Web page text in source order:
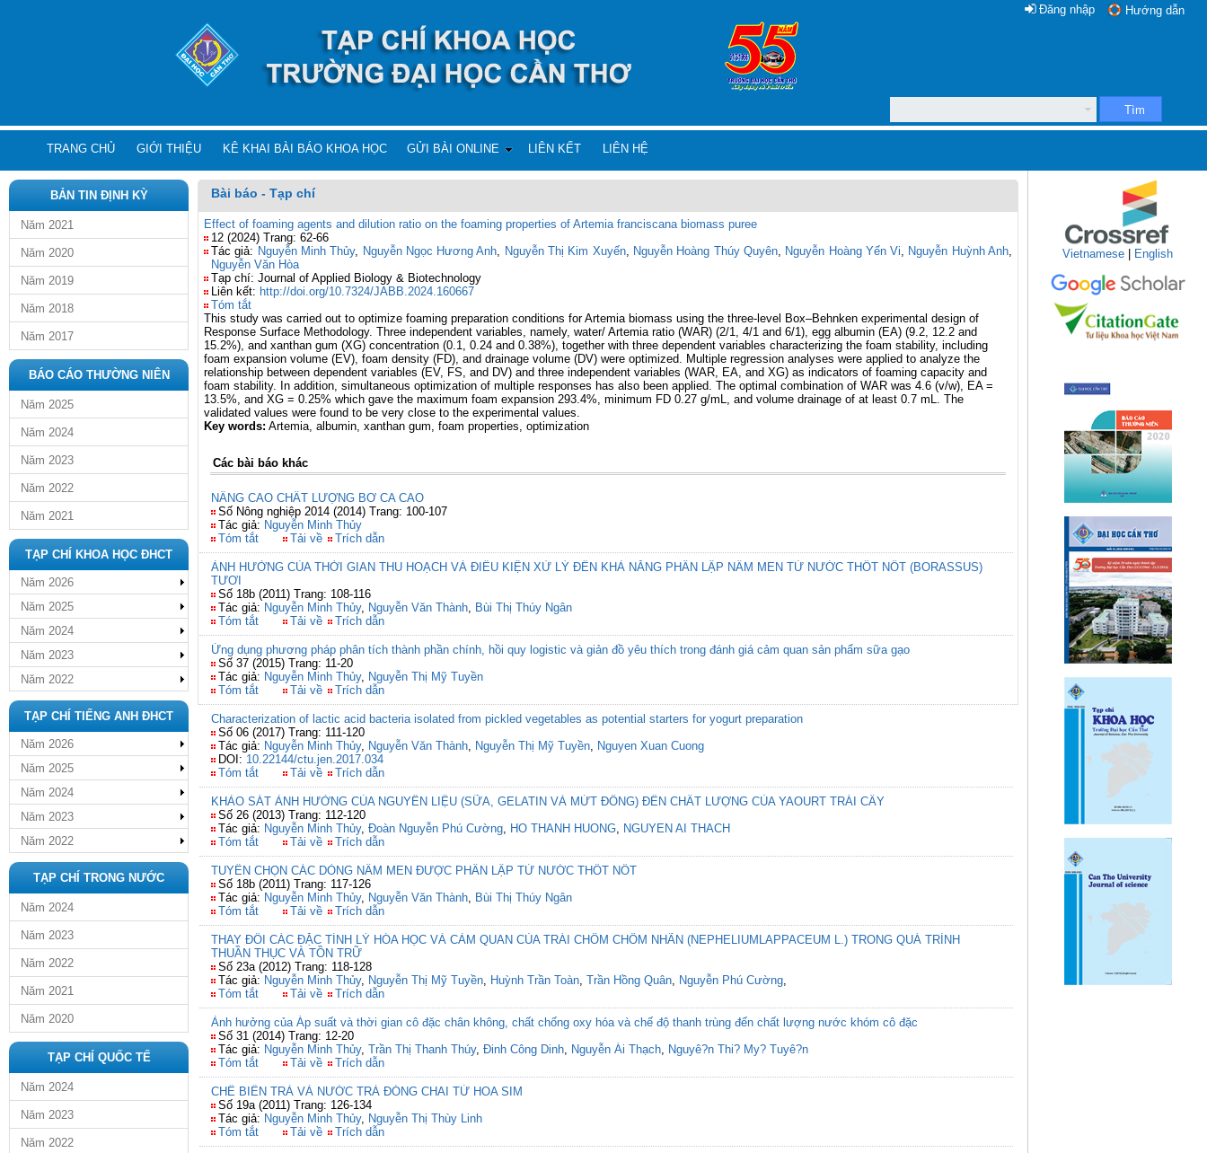
Hướng dẫn
Đăng nhập
Tìm
TRANG CHỦ GIỚI THIỆU KÊ KHAI BÀI BÁO KHOA HỌC GỬI BÀI ONLINE LIÊN KẾT LIÊN HỆ
BẢN TIN ĐỊNH KỲ
Năm 2021
Năm 2020
Năm 2019
Năm 2018
Năm 2017
BÁO CÁO THƯỜNG NIÊN
Năm 2025
Năm 2024
Năm 2023
Năm 2022
Năm 2021
TẠP CHÍ KHOA HỌC ĐHCT
Năm 2026
Năm 2025
Năm 2024
Năm 2023
Năm 2022
TẠP CHÍ TIẾNG ANH ĐHCT
Năm 2026
Năm 2025
Năm 2024
Năm 2023
Năm 2022
TẠP CHÍ TRONG NƯỚC
Năm 2024
Năm 2023
Năm 2022
Năm 2021
Năm 2020
TẠP CHÍ QUỐC TẾ
Năm 2024
Năm 2023
Năm 2022
Bài báo - Tạp chí
Effect of foaming agents and dilution ratio on the foaming properties of Artemia franciscana biomass puree
12 (2024) Trang: 62-66
Tác giả: Nguyễn Minh Thủy, Nguyễn Ngọc Hương Anh, Nguyễn Thị Kim Xuyến, Nguyễn Hoàng Thúy Quyên, Nguyễn Hoàng Yến Vi, Nguyễn Huỳnh Anh,
Nguyễn Văn Hòa
Tạp chí: Journal of Applied Biology & Biotechnology
Liên kết: http://doi.org/10.7324/JABB.2024.160667
Tóm tắt
This study was carried out to optimize foaming preparation conditions for Artemia biomass using the three-level Box–Behnken experimental design of
Response Surface Methodology. Three independent variables, namely, water/ Artemia ratio (WAR) (2/1, 4/1 and 6/1), egg albumin (EA) (9.2, 12.2 and
15.2%), and xanthan gum (XG) concentration (0.1, 0.24 and 0.38%), together with three dependent variables characterizing the foam stability, including
foam expansion volume (EV), foam density (FD), and drainage volume (DV) were optimized. Multiple regression analyses were applied to analyze the
relationship between dependent variables (EV, FS, and DV) and three independent variables (WAR, EA, and XG) as indicators of foaming capacity and
foam stability. In addition, simultaneous optimization of multiple responses has also been applied. The optimal combination of WAR was 4.6 (v/w), EA =
13.5%, and XG = 0.25% which gave the maximum foam expansion 293.4%, minimum FD 0.27 g/mL, and volume drainage of at least 0.7 mL. The
validated values were found to be very close to the experimental values.
Key words: Artemia, albumin, xanthan gum, foam properties, optimization
Các bài báo khác
NÂNG CAO CHẤT LƯỢNG BƠ CA CAO
Số Nông nghiệp 2014 (2014) Trang: 100-107
Tác giả: Nguyễn Minh Thủy
Tóm tắt
Tải về Trích dẫn
ẢNH HƯỞNG CỦA THỜI GIAN THU HOẠCH VÀ ĐIỀU KIỆN XỬ LÝ ĐẾN KHẢ NĂNG PHÂN LẬP NẤM MEN TỪ NƯỚC THỐT NỐT (BORASSUS)
TƯƠI
Số 18b (2011) Trang: 108-116
Tác giả: Nguyễn Minh Thủy, Nguyễn Văn Thành, Bùi Thị Thúy Ngân
Tóm tắt
Tải về Trích dẫn
Ứng dụng phương pháp phân tích thành phần chính, hồi quy logistic và giản đồ yêu thích trong đánh giá cảm quan sản phẩm sữa gạo
Số 37 (2015) Trang: 11-20
Tác giả: Nguyễn Minh Thủy, Nguyễn Thị Mỹ Tuyền
Tóm tắt
Tải về Trích dẫn
Characterization of lactic acid bacteria isolated from pickled vegetables as potential starters for yogurt preparation
Số 06 (2017) Trang: 111-120
Tác giả: Nguyễn Minh Thủy, Nguyễn Văn Thành, Nguyễn Thị Mỹ Tuyền, Nguyen Xuan Cuong
DOI: 10.22144/ctu.jen.2017.034
Tóm tắt
Tải về Trích dẫn
KHẢO SÁT ẢNH HƯỞNG CỦA NGUYÊN LIỆU (SỮA, GELATIN VÀ MỨT ĐÔNG) ĐẾN CHẤT LƯỢNG CỦA YAOURT TRÁI CÂY
Số 26 (2013) Trang: 112-120
Tác giả: Nguyễn Minh Thủy, Đoàn Nguyễn Phú Cường, HO THANH HUONG, NGUYEN AI THACH
Tóm tắt
Tải về Trích dẫn
TUYỂN CHỌN CÁC DÒNG NẤM MEN ĐƯỢC PHÂN LẬP TỪ NƯỚC THỐT NỐT
Số 18b (2011) Trang: 117-126
Tác giả: Nguyễn Minh Thủy, Nguyễn Văn Thành, Bùi Thị Thúy Ngân
Tóm tắt
Tải về Trích dẫn
THAY ĐỔI CÁC ĐẶC TÍNH LÝ HÓA HỌC VÀ CẢM QUAN CỦA TRÁI CHÔM CHÔM NHÃN (NEPHELIUMLAPPACEUM L.) TRONG QUÁ TRÌNH
THUẦN THỤC VÀ TỒN TRỮ
Số 23a (2012) Trang: 118-128
Tác giả: Nguyễn Minh Thủy, Nguyễn Thị Mỹ Tuyền, Huỳnh Trần Toàn, Trần Hồng Quân, Nguyễn Phú Cường,
Tóm tắt
Tải về Trích dẫn
Ảnh hưởng của Áp suất và thời gian cô đặc chân không, chất chống oxy hóa và chế độ thanh trùng đến chất lượng nước khóm cô đặc
Số 31 (2014) Trang: 12-20
Tác giả: Nguyễn Minh Thủy, Trần Thị Thanh Thúy, Đinh Công Dinh, Nguyễn Ái Thạch, Nguyê?n Thi? My? Tuyê?n
Tóm tắt
Tải về Trích dẫn
CHẾ BIẾN TRÀ VÀ NƯỚC TRÀ ĐÓNG CHAI TỪ HOA SIM
Số 19a (2011) Trang: 126-134
Tác giả: Nguyễn Minh Thủy, Nguyễn Thị Thùy Linh
Tóm tắt
Tải về Trích dẫn
Vietnamese English